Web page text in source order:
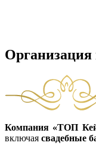
Организация
Компания «ТОП
включая свадебные